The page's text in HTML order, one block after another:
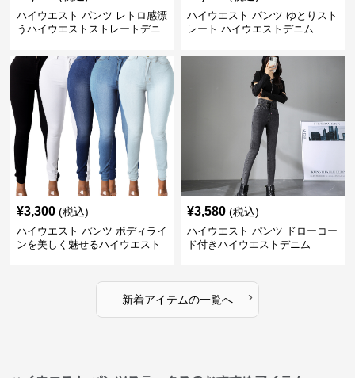
ハイウエスト パンツ レトロ感漂
うハイウエストストレートデニ
ハイウエスト パンツ ゆとりスト
レート ハイウエストデニム
¥3,300 (税込)
ハイウエスト パンツ ボディライ
ンを美しく魅せるハイウエスト
¥3,580 (税込)
ハイウエスト パンツ ドローコー
ド付きハイウエストデニム
新着アイテムの一覧へ ›